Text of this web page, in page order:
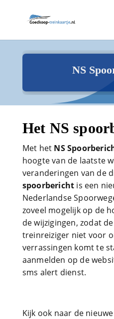
NS
Het NS
Met het NS
hoogte van de laatste
veranderingen van de
spoorbericht is een
Nederlandse
zoveel mogelijk op de
de wijzigingen, zodat
treinreiziger niet voor
verrassingen komt te
aanmelden op de
sms alert dienst.
Kijk ook naar de nieuwe